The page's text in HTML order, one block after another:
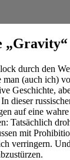
„Gravity“
durch den
(auch ich)
Geschichte,
dieser
auf eine
Tatsächlich
mit
verringern.